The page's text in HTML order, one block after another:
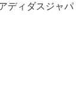
ディダスジャパ